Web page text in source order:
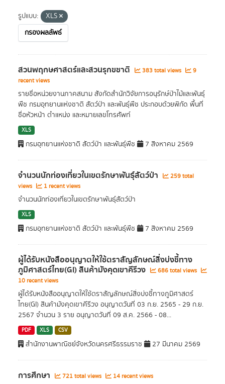
รูปแบบ:
XLS
กรองผลลัพธ์
สวนพฤกษศาสตร์และสวนรุกขชาติ 383 total views
9
recent views
รายชื่อหน่วยงานภาคสนาม สังกัดสำนักวิจัยการอนุรักษ์ป่าไม้และพันธุ์
พืช กรมอุทยานแห่งชาติ สัตว์ป่า และพันธุ์พืช ประกอบด้วยพิกัด พื้นที่
ชื่อหัวหน้า ตำแหน่ง และหมายเลขโทรศัพท์
XLS
กรมอุทยานแห่งชาติ สัตว์ป่า และพันธุ์พืช 7 สิงหาคม 2569
จำนวนนักท่องเที่ยวในเขตรักษาพันธุ์สัตว์ป่า
259 total
views
1 recent views
จำนวนนักท่องเที่ยวในเขตรักษาพันธุ์สัตว์ป่า
XLS
กรมอุทยานแห่งชาติ สัตว์ป่า และพันธุ์พืช 7 สิงหาคม 2569
ผู้ได้รับหนังสืออนุญาตให้ใช้ตราสัญลักษณ์สิ่งบ่งชี้ทาง
ภูมิศาสตร์ไทย(GI) สินค้ามังคุดเขาคีรีวง
686 total views
10 recent views
ผู้ได้รับหนังสืออนุญาตให้ใช้ตราสัญลักษณ์สิ่งบ่งชี้ทางภูมิศาสตร์
ไทย(GI) สินค้ามังคุดเขาคีรีวง อนุญาตวันที่ 03 ก.ย. 2565 - 29 ก.ย.
2567 จำนวน 3 ราย อนุญาตวันที่ 09 ส.ค. 2566 - 08...
PDF XLS CSV
สำนักงานพาณิชย์จังหวัดนครศรีธรรมราช 27 มีนาคม 2569
การศึกษา 721 total views 14 recent views